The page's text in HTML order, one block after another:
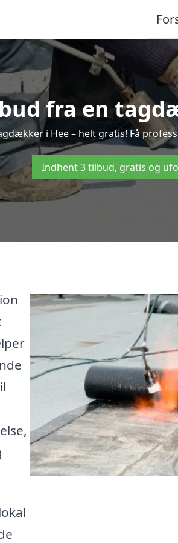
fra en
i Hee – helt gratis! Få
Indhent 3 tilbud, gratis og